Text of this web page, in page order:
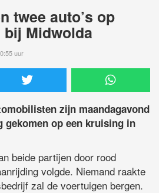
twee auto’s op
Midwolda
uur
zijn maandagavond
gekomen op een kruising in
beide partijen door rood
volgde. Niemand raakte
zal de voertuigen bergen.